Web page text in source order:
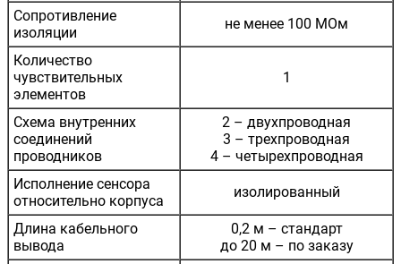
Сопротивление
изоляции
не менее 100 МОм
Количество
чувствительных
элементов
1
Схема внутренних
соединений
проводников
2 – двухпроводная
3 – трехпроводная
4 – четырехпроводная
Исполнение сенсора
относительно корпуса
изолированный
Длина кабельного
вывода
0,2 м – стандарт
до 20 м – по заказу